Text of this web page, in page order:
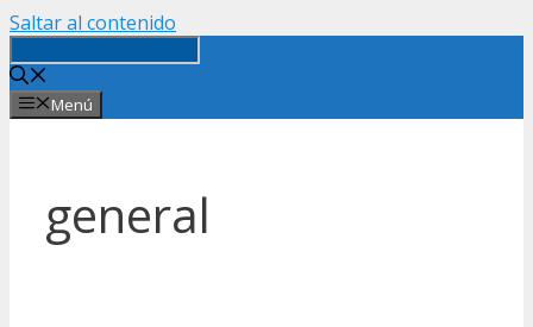
Saltar al contenido
Menú
general